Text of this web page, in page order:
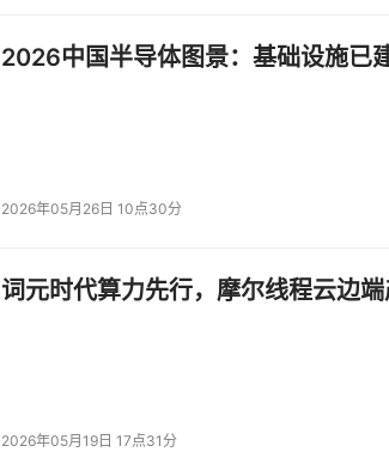
2026中国半导体图景：基础设施已
2026年05月26日 10点30分
词元时代算力先行，摩尔线程云边
2026年05月19日 17点31分